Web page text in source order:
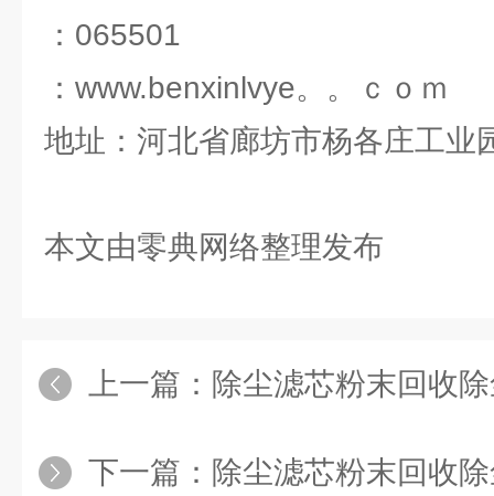
：065501
：www.benxinlvye。。ｃｏｍ
地址：河北省廊坊市杨各庄工业
本文由零典网络整理发布
上一篇： 除尘滤芯粉末回收
下一篇： 除尘滤芯粉末回收